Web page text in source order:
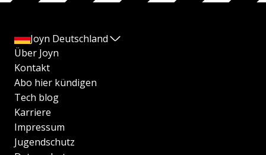
Joyn Deutschland
Über Joyn
Kontakt
Abo hier kündigen
Tech blog
Karriere
Impressum
Jugendschutz